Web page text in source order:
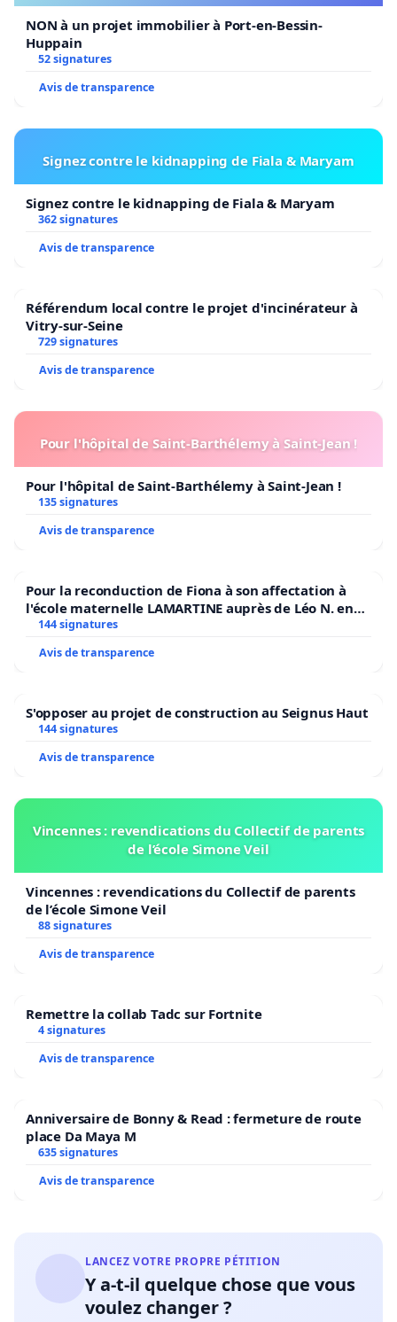
NON à un projet immobilier à Port-en-Bessin-
Huppain
52 signatures
Avis de transparence
Signez contre le kidnapping de Fiala & Maryam
Signez contre le kidnapping de Fiala & Maryam
362 signatures
Avis de transparence
Référendum local contre le projet d'incinérateur à
Vitry-sur-Seine
729 signatures
Avis de transparence
Pour l'hôpital de Saint-Barthélemy à Saint-Jean !
Pour l'hôpital de Saint-Barthélemy à Saint-Jean !
135 signatures
Avis de transparence
Pour la reconduction de Fiona à son affectation à
l'école maternelle LAMARTINE auprès de Léo N. en
2026/2027
144 signatures
Avis de transparence
S'opposer au projet de construction au Seignus Haut
144 signatures
Avis de transparence
Vincennes : revendications du Collectif de parents
de l’école Simone Veil
Vincennes : revendications du Collectif de parents
de l’école Simone Veil
88 signatures
Avis de transparence
Remettre la collab Tadc sur Fortnite
4 signatures
Avis de transparence
Anniversaire de Bonny & Read : fermeture de route
place Da Maya M
635 signatures
Avis de transparence
LANCEZ VOTRE PROPRE PÉTITION
Y a-t-il quelque chose que vous
voulez changer ?